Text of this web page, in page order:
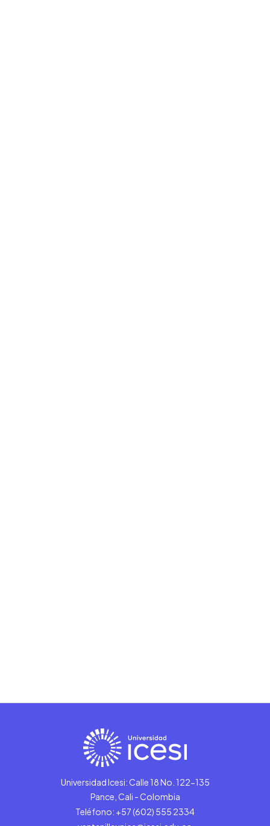
Universidad Icesi: Calle 18 No. 122-135
Pance, Cali - Colombia
Teléfono: +57 (602) 555 2334